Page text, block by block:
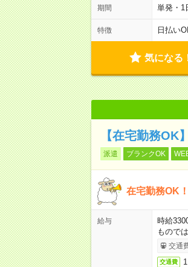
期間 単発・1
特徴 日払い
気になる
【在宅勤務OK
派遣 ブランクOK
在宅勤務OK
給与
時給
もので
交通
交通費